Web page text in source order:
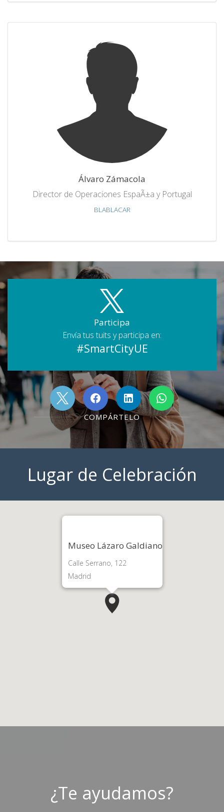
Álvaro Zámacola
Director de Operaciones EspaÃ±a y Portugal
BLABLACAR
Participa
Envía tus tuits y participa en:
#SmartCityUE
COMPÁRTELO
Lugar de Celebración
Museo Lázaro Galdiano
Calle Serrano, 122
Madrid
¿Te ayudamos?